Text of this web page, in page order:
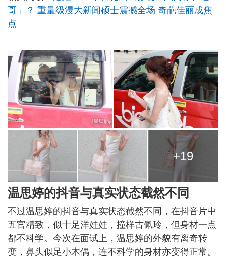
哥」？ 重量级浸大新闻硕士震撼全场 奇葩佳丽成焦
点
+19
温思婷的抖音与真实状态截然不同
不过温思婷的抖音与真实状态截然不同，在抖音片中
五官精致，似十足洋娃娃，撞样古佩玲，但身材一点
都不科学。今次在面试上，温思婷的外貌有离奇转
变，鼻头似足小木偶，连不科学的身材亦变得正常。